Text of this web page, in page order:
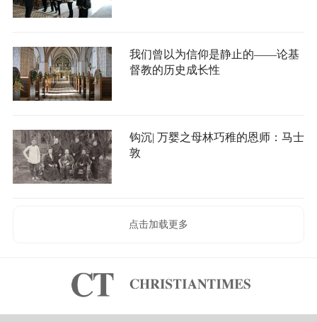
我们曾以为信仰是静止的——论基
督教的历史成长性
钩沉| 万婴之母林巧稚的恩师：马士
敦
点击加载更多